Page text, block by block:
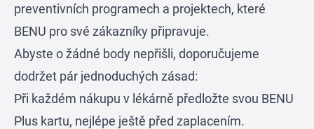
preventivních programech a projektech, které
BENU pro své zákazníky připravuje.
Abyste o žádné body nepřišli, doporučujeme
dodržet pár jednoduchých zásad:
Při každém nákupu v lékárně předložte svou BENU
Plus kartu, nejlépe ještě před zaplacením.